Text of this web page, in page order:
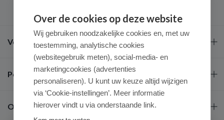
Veel gestelde vragen
Populaire merken
Over ons
Over de cookies op deze website
Wij gebruiken noodzakelijke cookies en, met uw
toestemming, analytische cookies
(websitegebruik meten), social-media- en
marketingcookies (advertenties
personaliseren). U kunt uw keuze altijd wijzigen
via ‘Cookie-instellingen’. Meer informatie
hierover vindt u via onderstaande link.